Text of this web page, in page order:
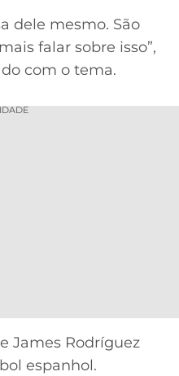
dele mesmo. São
falar sobre isso”,
com o tema.
James Rodríguez
espanhol.